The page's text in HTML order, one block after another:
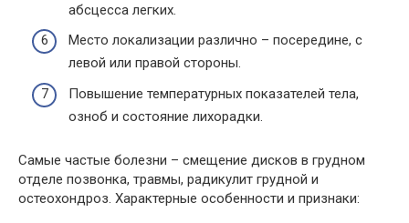
абсцесса легких.
Место локализации различно – посередине, с
левой или правой стороны.
Повышение температурных показателей тела,
озноб и состояние лихорадки.
Самые частые болезни – смещение дисков в грудном
отделе позвонка, травмы, радикулит грудной и
остеохондроз. Характерные особенности и признаки: